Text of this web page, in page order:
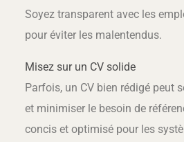
Soyez transparent avec les
pour éviter les malentendus.
Misez sur un CV solide
Parfois, un CV bien rédigé peut
et minimiser le besoin de
concis et optimisé pour les